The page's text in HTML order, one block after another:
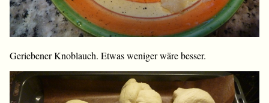
Geriebener Knoblauch. Etwas weniger wäre besser.